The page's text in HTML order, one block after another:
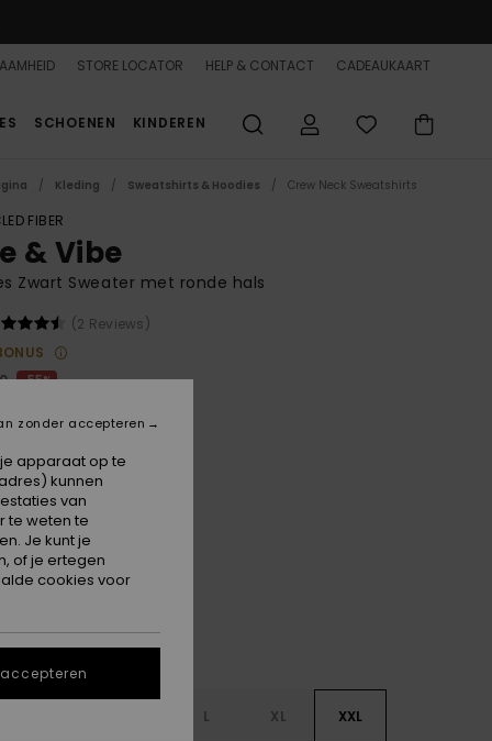
STORE LOCATOR HELP & CONTACT CADEAUKAART
SCHOENEN KINDEREN
Kleding Sweatshirts & Hoodies Crew Neck Sweatshirts
FIBER
& Vibe
Zwart Sweater met ronde hals
(2 Reviews)
55%
SALE 25% EXTRA
L XL XXL
apparaat op te
kunnen
van
te weten te
Je kunt je
of je ertegen
cookies voor
zonder accepteren